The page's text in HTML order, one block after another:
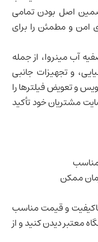
اصل بودن تمامی
امن و مطمئن را برای
آب مینروا، از جمله
و تجهیزات جانبی
و تعویض فیلترها را
مشتریان خود تأکید
مناسب
ممکن
باکیفیت و قیمت مناسب
معتبر دیدن کنید و از